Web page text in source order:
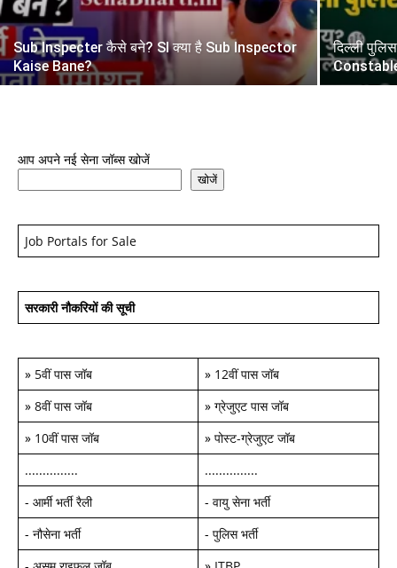
Sub Inspecter कैसे बने? SI क्या है Sub Inspector
Kaise Bane?
दिल्ली
आप अपने नई सेना जॉब्स खोजें
खोजें
Job Portals for Sale
सरकारी नौकरियों की सूची
» 5वीं पास जॉब » 12वीं पास जॉब
» 8वीं पास जॉब » ग्रेजुएट पास जॉब
» 10वीं पास जॉब » पोस्ट-ग्रेजुएट जॉब
...............
...............
- आर्मी भर्ती रैली - वायु सेना भर्ती
- नौसेना भर्ती - पुलिस भर्ती